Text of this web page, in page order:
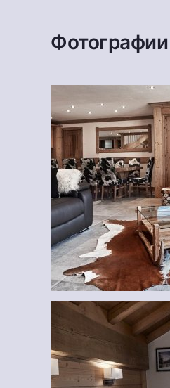
Фотографии